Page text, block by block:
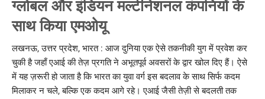
राजस्थान
जालोर
खेल
ग्लोबल और इंडियन मल्टीनेशनल कंपनियों के
साथ किया एमओयू
लखनऊ, उत्तर प्रदेश, भारत : आज दुनिया एक ऐसे तकनीकी युग में प्रवेश कर
चुकी है जहाँ एआई की तेज़ प्रगति ने अभूतपूर्व अवसरों के द्वार खोल दिए हैं। ऐसे
में यह ज़रूरी हो जाता है कि भारत का युवा वर्ग इस बदलाव के साथ सिर्फ कदम
मिलाकर न चले, बल्कि एक कदम आगे रहे। एआई जैसी तेज़ी से बदलती तक